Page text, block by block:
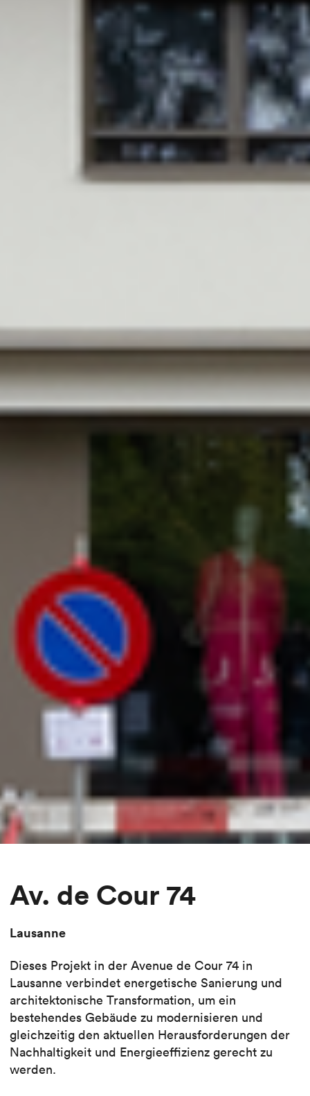
Av. de Cour 74
Lausanne
Dieses Projekt in der Avenue de Cour 74 in
Lausanne verbindet energetische Sanierung und
architektonische Transformation, um ein
bestehendes Gebäude zu modernisieren und
gleichzeitig den aktuellen Herausforderungen der
Nachhaltigkeit und Energieeffizienz gerecht zu
werden.